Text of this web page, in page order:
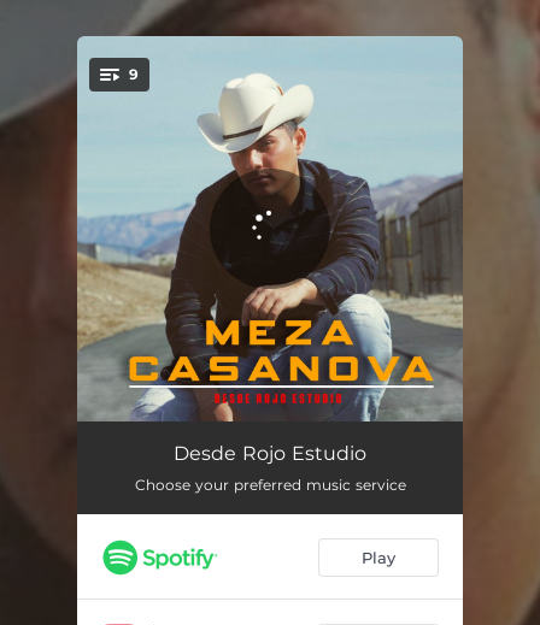
You're all set!
9
Costumbres
Corridos Pesados / Comando x / Un Suspiro / Vida Mafiosa 05:19
El Sierra 02:30
Desde Rojo Estudio
Choose your preferred music service
Play